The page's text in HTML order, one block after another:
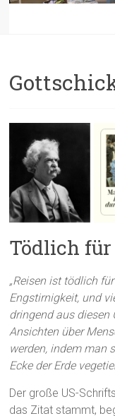
Tödlich
„Reisen ist tödlich
Engstirnigkeit, und
dringend aus diesen
Ansichten über
werden, indem man
Ecke der Erde
Der große US-
das Zitat stammt,